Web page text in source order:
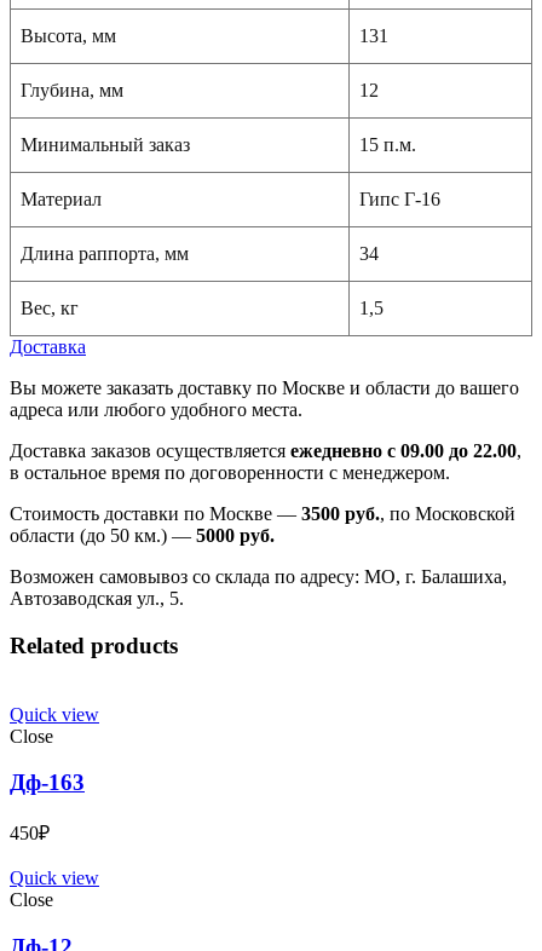
Высота, мм 131
Глубина, мм 12
Минимальный заказ 15 п.м.
Материал Гипс Г-16
Длина раппорта, мм 34
Вес, кг
1,5
Доставка
Вы можете заказать доставку по Москве и области до вашего
адреса или любого удобного места.
Доставка заказов осуществляется ежедневно с 09.00 до 22.00,
в остальное время по договоренности с менеджером.
Стоимость доставки по Москве — 3500 руб., по Московской
области (до 50 км.) — 5000 руб.
Возможен самовывоз со склада по адресу: МО, г. Балашиха,
Автозаводская ул., 5.
Related products
Quick view
Close
Дф-163
450₽
Quick view
Close